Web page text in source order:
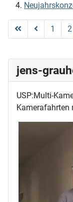
1 2
jens-
USP:Multi-
Kamerafahrten